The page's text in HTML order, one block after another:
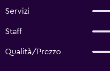
Servizi
Staff
Qualità/Prezzo